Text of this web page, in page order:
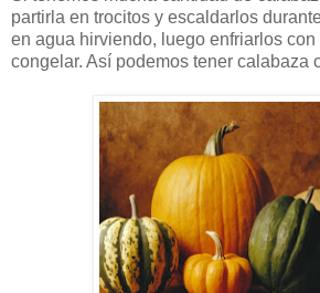
partirla en trocitos y escaldarlos
en agua hirviendo, luego enfriarlos
congelar. Así podemos tener calabaza